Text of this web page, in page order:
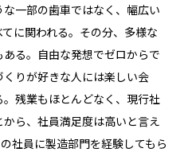
一部の歯車ではなく、幅広い
に関われる。その分、多様な
る。自由な発想でゼロからで
りが好きな人には楽しい会
残業もほとんどなく、現行社
ら、社員満足度は高いと言え
社員に製造部門を経験してもら